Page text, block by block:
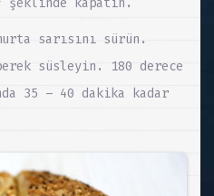
şeklinde kapatın.
sarısını sürün.
süsleyin. 180 derece
35 – 40 dakika kadar